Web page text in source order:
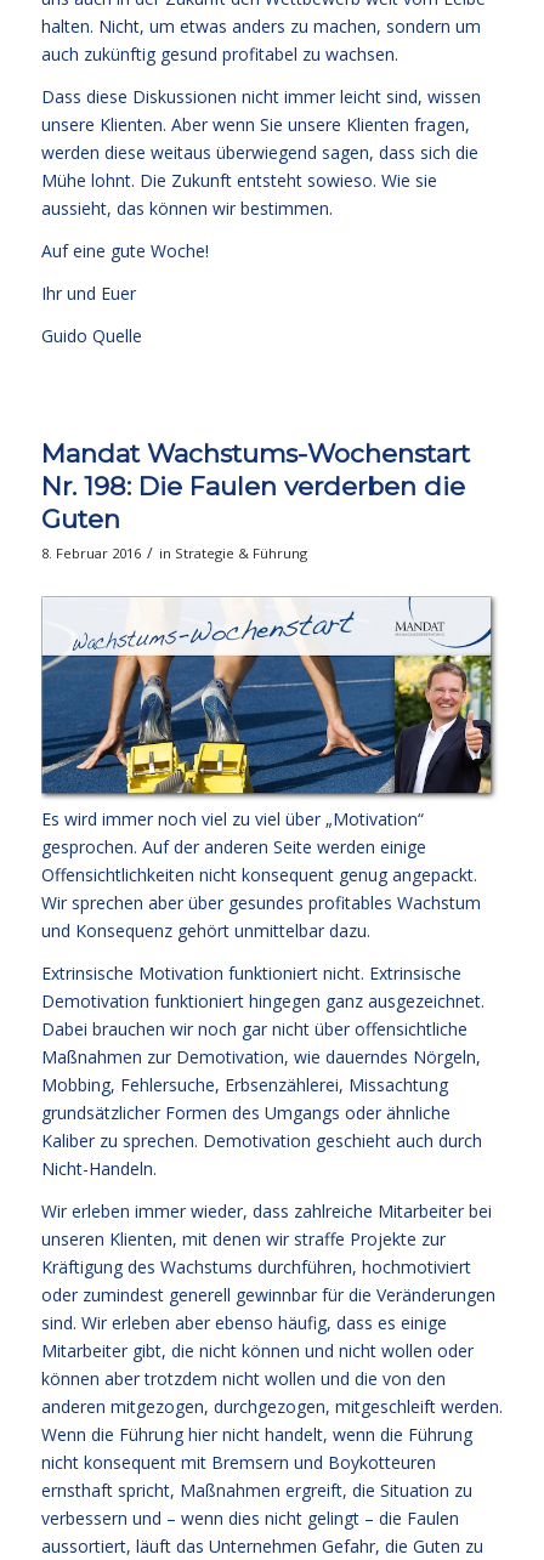
halten. Nicht, um etwas anders zu machen, sondern um
auch zukünftig gesund profitabel zu wachsen.
Dass diese Diskussionen nicht immer leicht sind, wissen
unsere Klienten. Aber wenn Sie unsere Klienten fragen,
werden diese weitaus überwiegend sagen, dass sich die
Mühe lohnt. Die Zukunft entsteht sowieso. Wie sie
aussieht, das können wir bestimmen.
Auf eine gute Woche!
Ihr und Euer
Guido Quelle
Mandat Wachstums-Wochenstart
Nr. 198: Die Faulen verderben die
Guten
8. Februar 2016 / in Strategie & Führung
Es wird immer noch viel zu viel über „Motivation“
gesprochen. Auf der anderen Seite werden einige
Offensichtlichkeiten nicht konsequent genug angepackt.
Wir sprechen aber über gesundes profitables Wachstum
und Konsequenz gehört unmittelbar dazu.
Extrinsische Motivation funktioniert nicht. Extrinsische
Demotivation funktioniert hingegen ganz ausgezeichnet.
Dabei brauchen wir noch gar nicht über offensichtliche
Maßnahmen zur Demotivation, wie dauerndes Nörgeln,
Mobbing, Fehlersuche, Erbsenzählerei, Missachtung
grundsätzlicher Formen des Umgangs oder ähnliche
Kaliber zu sprechen. Demotivation geschieht auch durch
Nicht-Handeln.
Wir erleben immer wieder, dass zahlreiche Mitarbeiter bei
unseren Klienten, mit denen wir straffe Projekte zur
Kräftigung des Wachstums durchführen, hochmotiviert
oder zumindest generell gewinnbar für die Veränderungen
sind. Wir erleben aber ebenso häufig, dass es einige
Mitarbeiter gibt, die nicht können und nicht wollen oder
können aber trotzdem nicht wollen und die von den
anderen mitgezogen, durchgezogen, mitgeschleift werden.
Wenn die Führung hier nicht handelt, wenn die Führung
nicht konsequent mit Bremsern und Boykotteuren
ernsthaft spricht, Maßnahmen ergreift, die Situation zu
verbessern und – wenn dies nicht gelingt – die Faulen
aussortiert, läuft das Unternehmen Gefahr, die Guten zu